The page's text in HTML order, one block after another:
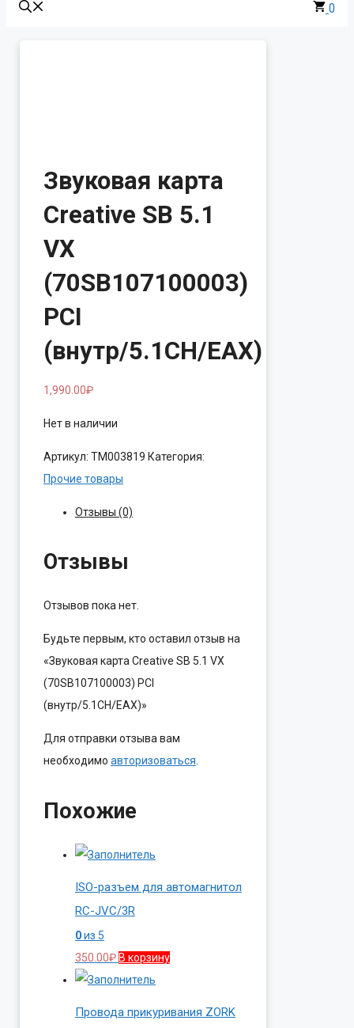
0
Звуковая карта
Creative SB 5.1
VX
(70SB107100003)
PCI
(внутр/5.1CH/EAX)
1,990.00₽
Нет в наличии
Артикул: ТМ003819 Категория:
Прочие товары
Отзывы (0)
Отзывы
Отзывов пока нет.
Будьте первым, кто оставил отзыв на
«Звуковая карта Creative SB 5.1 VX
(70SB107100003) PCI
(внутр/5.1CH/EAX)»
Для отправки отзыва вам
необходимо авторизоваться
Похожие
ISO-разъем для автомагнитол
RC-JVC/3R
0из 5
350.00₽ В корзину
Провода прикуривания ZORK